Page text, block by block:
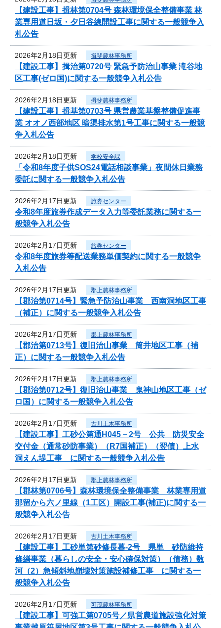
【建設工事】揖林第0704号 森林環境保全整備事業 林
業専用道日坂・夕日谷線開設工事に関する一般競争入
札公告
2026年2月18日更新 揖斐農林事務所
【建設工事】揖治第0720号 緊急予防治山事業 滝谷地
区工事(ゼロ国)に関する一般競争入札公告
2026年2月18日更新 揖斐農林事務所
【建設工事】揖基第0703号 県営農業基盤整備促進事
業 オオノ西部地区 暗渠排水第1号工事に関する一般競
争入札公告
2026年2月18日更新 学校安全課
「令和8年度子供SOS24電話相談事業」夜間休日業務
委託に関する一般競争入札公告
2026年2月17日更新 旅券センター
令和8年度旅券作成データ入力等委託業務に関する一
般競争入札公告
2026年2月17日更新 旅券センター
令和8年度旅券等配送業務単価契約に関する一般競争
入札公告
2026年2月17日更新 郡上農林事務所
【郡治第0714号】緊急予防治山事業 西南洞地区工事
（補正）に関する一般競争入札公告
2026年2月17日更新 郡上農林事務所
【郡治第0713号】復旧治山事業 筒井地区工事（補
正）に関する一般競争入札公告
2026年2月17日更新 郡上農林事務所
【郡治第0712号】復旧治山事業 鬼神山地区工事（ゼ
ロ国）に関する一般競争入札公告
2026年2月17日更新 古川土木事務所
【建設工事】工砂公第通H045－2号 公共 防災安全
交付金（通常砂防事業）（R7国補正）（翌債）上水
洞えん堤工事 に関する一般競争入札公告
2026年2月17日更新 郡上農林事務所
【郡林第0706号】森林環境保全整備事業 林業専用道
那留から六ノ里線（1工区）開設工事(補正)に関する一
般競争入札公告
2026年2月17日更新 古川土木事務所
【建設工事】工砂単第砂修長暮-2号 県単 砂防維持
修繕事業（暮らしの安全・安心確保対策）（債務）数
河（2）急傾斜地崩壊対策施設補修工事 に関する一
般競争入札公告
2026年2月17日更新 可茂農林事務所
【建設工事】可強工第0705号／県営農道施設強化対策